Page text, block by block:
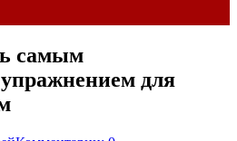
самым
для